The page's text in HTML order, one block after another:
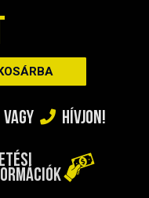
VAGY HÍVJON!